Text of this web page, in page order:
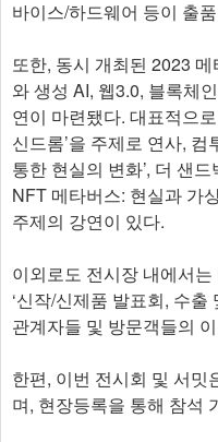
바이스/하드웨어 등이 출
또한, 동시 개최된 2023
와 생성 AI, 웹3.0, 블록체
연이 마련됐다. 대표적으
신드롬’을 주제로 연사,
통한 현실의 변화’, 더 샌
NFT 메타버스: 현실과 가
주제의 강연이 있다.
이외로도 전시장 내에서
‘신작/신제품 발표회, 수
관계자들 및 방문객들의
한편, 이번 전시회 및 서밋
며, 현장등록을 통해 참석